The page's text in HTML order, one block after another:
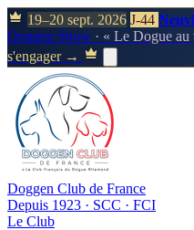
19–20 sept. 2026 J-44
Doggen Show · « Le Dogue au
s'engager →
Doggen Club de France
Depuis 1923 · SCC · FCI
Le Club